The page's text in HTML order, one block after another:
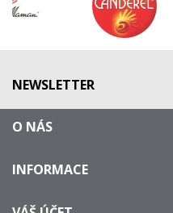
NEWSLETTER
O NÁS
INFORMACE